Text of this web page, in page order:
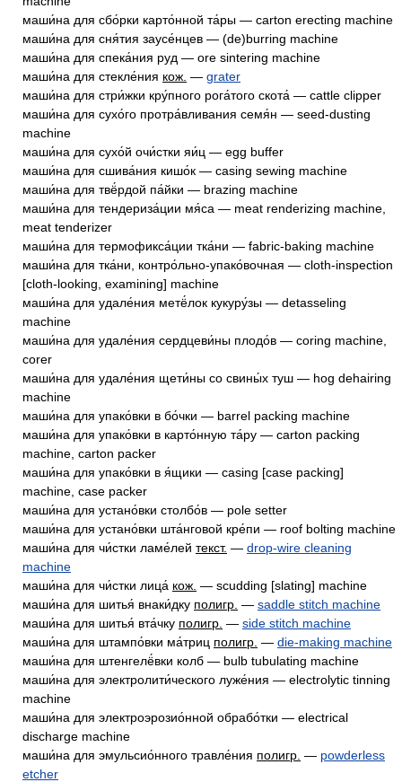
маши́на для сбо́рки карто́нной та́ры — carton erecting machine
маши́на для сня́тия заусе́нцев — (de)burring machine
маши́на для спека́ния руд — ore sintering machine
маши́на для стекле́ния кож. — grater
маши́на для стри́жки кру́пного рога́того скота́ — cattle clipper
маши́на для сухо́го протра́вливания семя́н — seed-dusting
machine
маши́на для сухо́й очи́стки яи́ц — egg buffer
маши́на для сшива́ния кишо́к — casing sewing machine
маши́на для твё́рдой па́йки — brazing machine
маши́на для тендериза́ции мя́са — meat renderizing machine,
meat tenderizer
маши́на для термофикса́ции тка́ни — fabric-baking machine
маши́на для тка́ни, контро́льно-упако́вочная — cloth-inspection
[cloth-looking, examining] machine
маши́на для удале́ния метё́лок кукуру́зы — detasseling
machine
маши́на для удале́ния сердцеви́ны плодо́в — coring machine,
corer
маши́на для удале́ния щети́ны со свины́х туш — hog dehairing
machine
маши́на для упако́вки в бо́чки — barrel packing machine
маши́на для упако́вки в карто́нную та́ру — carton packing
machine, carton packer
маши́на для упако́вки в я́щики — casing [case packing]
machine, case packer
маши́на для устано́вки столбо́в — pole setter
маши́на для устано́вки шта́нговой кре́пи — roof bolting machine
маши́на для чи́стки ламе́лей текст. — drop-wire cleaning
machine
маши́на для чи́стки лица́ кож. — scudding [slating] machine
маши́на для шитья́ внаки́дку полигр. — saddle stitch machine
маши́на для шитья́ вта́чку полигр. — side stitch machine
маши́на для штампо́вки ма́триц полигр. — die-making machine
маши́на для штенгелё́вки колб — bulb tubulating machine
маши́на для электролити́ческого луже́ния — electrolytic tinning
machine
маши́на для электроэрозио́нной обрабо́тки — electrical
discharge machine
маши́на для эмульсио́нного травле́ния полигр. — powderless
etcher